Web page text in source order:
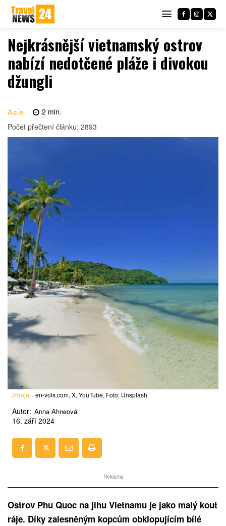
Nejkrásnější vietnamský ostrov
nabízí nedotčené pláže i divokou
džungli
Asie 2 min.
Počet přečtení článku: 2893
Zdroje: en-vols.com, X, YouTube, Foto: Unsplash
Autor: Anna Ahneová
16. září 2024
Reklama
Ostrov Phu Quoc na jihu Vietnamu je jako malý kout
ráje. Díky zalesněným kopcům obklopujícím bílé